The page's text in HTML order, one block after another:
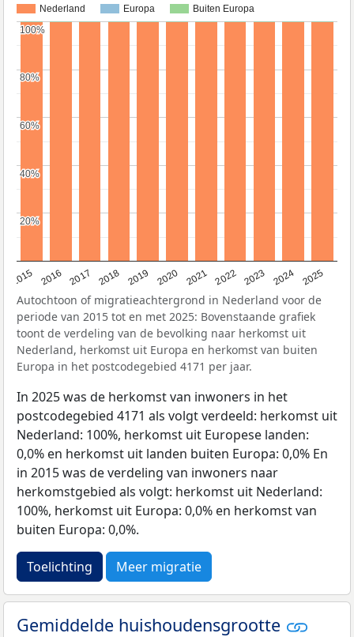
Nederland Europa Buiten Europa
2015 2016 2017 2018 2019 2020 2021 2022 2023 2024 2025
20%
20%
40%
40%
60%
60%
80%
80%
100%
100%
Autochtoon of migratieachtergrond in Nederland voor de
periode van 2015 tot en met 2025: Bovenstaande grafiek
toont de verdeling van de bevolking naar herkomst uit
Nederland, herkomst uit Europa en herkomst van buiten
Europa in het postcodegebied 4171 per jaar.
In 2025 was de herkomst van inwoners in het
postcodegebied 4171 als volgt verdeeld: herkomst uit
Nederland: 100%, herkomst uit Europese landen:
0,0% en herkomst uit landen buiten Europa: 0,0% En
in 2015 was de verdeling van inwoners naar
herkomstgebied als volgt: herkomst uit Nederland:
100%, herkomst uit Europa: 0,0% en herkomst van
buiten Europa: 0,0%.
Toelichting Meer migratie
Gemiddelde huishoudensgrootte